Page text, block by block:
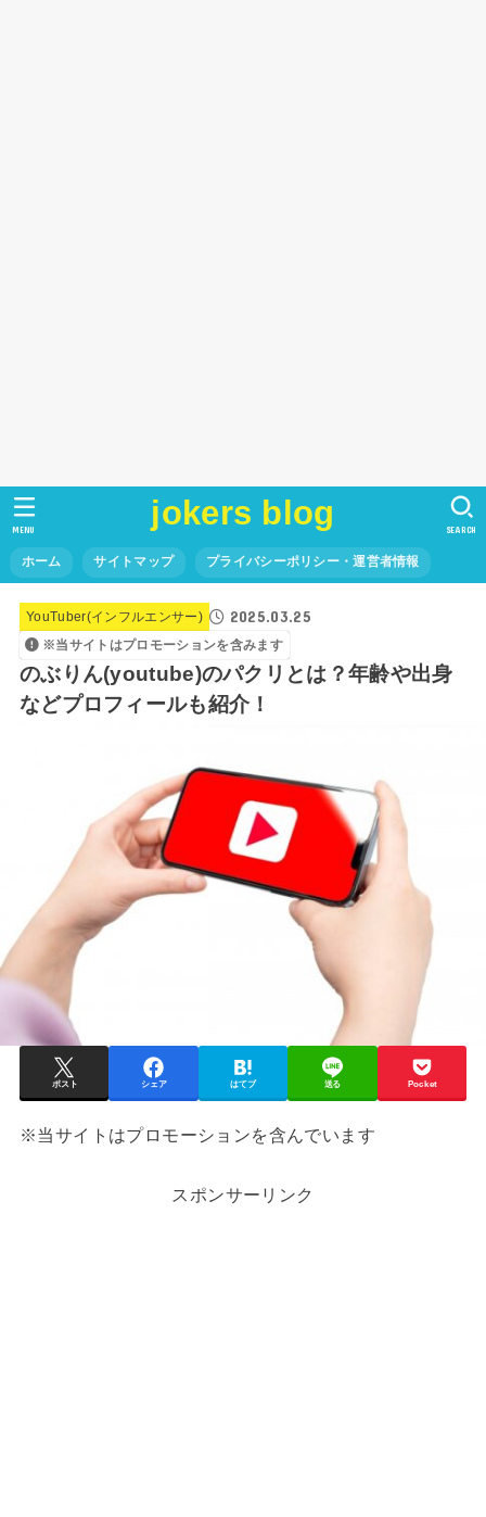
jokers blog
ホーム サイトマップ プライバシーポリシー・運営者情報
SEARCH
MENU
YouTuber(インフルエンサー) 2025.03.25
※当サイトはプロモーションを含みます
のぶりん(youtube)のパクリとは？年齢や出身
などプロフィールも紹介！
ポスト シェア はてブ 送る Pocket
※当サイトはプロモーションを含んでいます
スポンサーリンク